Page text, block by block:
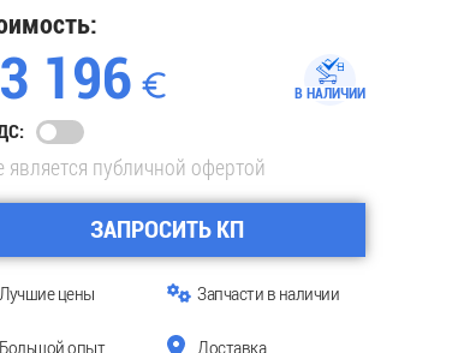
196 В НАЛИЧИИ
является публичной офертой
ЗАПРОСИТЬ КП
Лучшие цены Запчасти в наличии
Большой опыт Доставка